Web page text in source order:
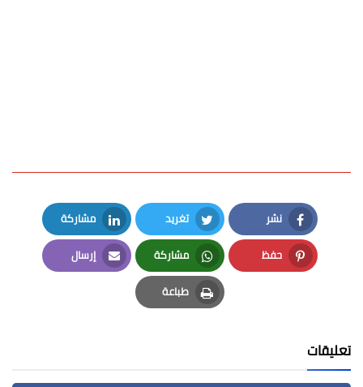
نشر
Facebook
تغريد
Twitter
مشاركة
LinkedIn
حفظ
Pinterest
مشاركة
Whatsapp
إرسال
Email
طباعة
Print
تعليقات